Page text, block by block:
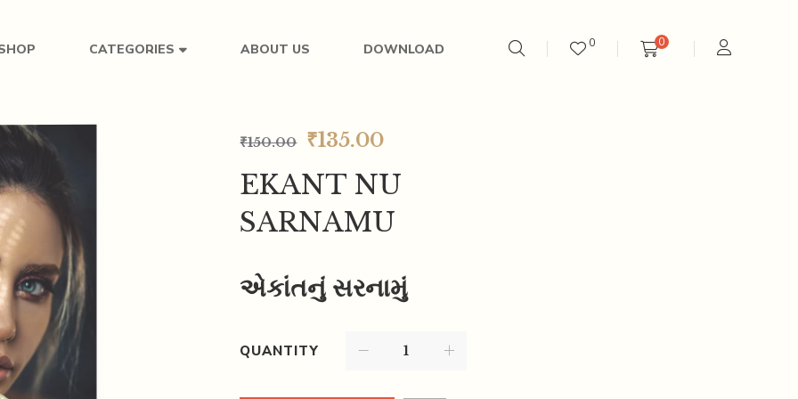
CATEGORIES ABOUT US DOWNLOAD 0 0
₹150.00 ₹135.00
EKANT NU
SARNAMU
એકાંતનું સરનામું
QUANTITY